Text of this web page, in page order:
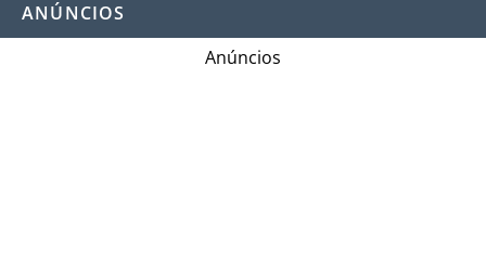
ANÚNCIOS
Anúncios